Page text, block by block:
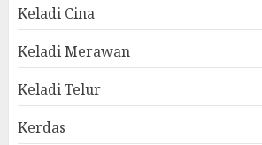
Keladi Cina
Keladi Merawan
Keladi Telur
Kerdas